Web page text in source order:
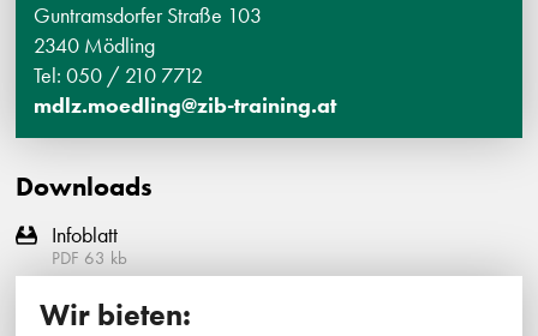
Guntramsdorfer Straße 103
2340 Mödling
Tel: 050 / 210 7712
mdlz.moedling@zib-training.at
Downloads
Infoblatt
PDF 63 kb
Wir bieten: